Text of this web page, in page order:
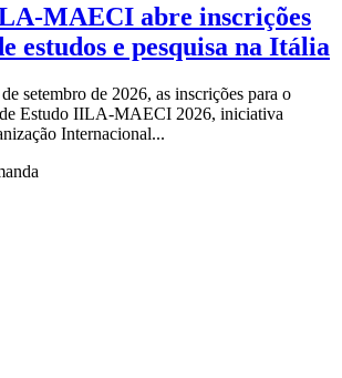
MAECI abre inscrições
estudos e pesquisa na Itália
setembro de 2026, as inscrições para o
de Estudo IILA-MAECI 2026, iniciativa
Internacional...